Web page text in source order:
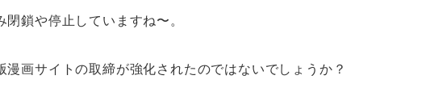
閉鎖や停止していますね〜。
漫画サイトの取締が強化されたのではないでしょうか？